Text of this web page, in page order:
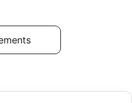
ce logement